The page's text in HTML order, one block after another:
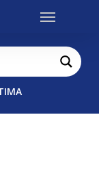
Menu